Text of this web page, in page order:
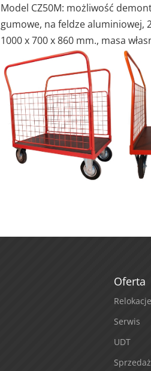
Model CZ50M: możliwość
gumowe, na feldze aluminiowej,
1000 x 700 x 860 mm., masa
Oferta
Serwis
UDT
Sprzedaż